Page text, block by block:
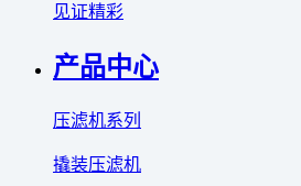
见证精彩
产品中心
压滤机系列
撬装压滤机